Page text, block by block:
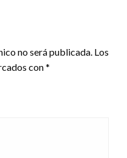
no será publicada. Los
con*